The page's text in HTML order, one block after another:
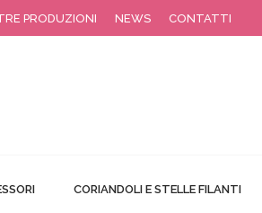
PRODUZIONI NEWS CONTATTI
CORIANDOLI E STELLE FILANTI